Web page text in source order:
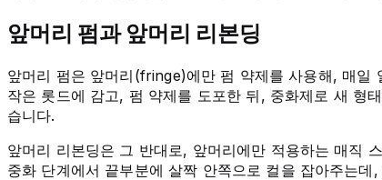
앞머리 펌과 앞머리 리본딩
앞머리 펌은 앞머리(fringe)에만 펌 약제를 사용해, 매일
작은 롯드에 감고, 펌 약제를 도포한 뒤, 중화제로 새 형
습니다.
앞머리 리본딩은 그 반대로, 앞머리에만 적용하는 매직
중화 단계에서 끝부분에 살짝 안쪽으로 컬을 잡아주는